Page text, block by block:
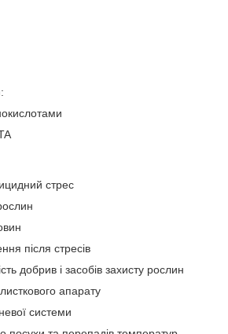
стрес
після стресів
добрив і засобів захисту рослин
апарату
системи